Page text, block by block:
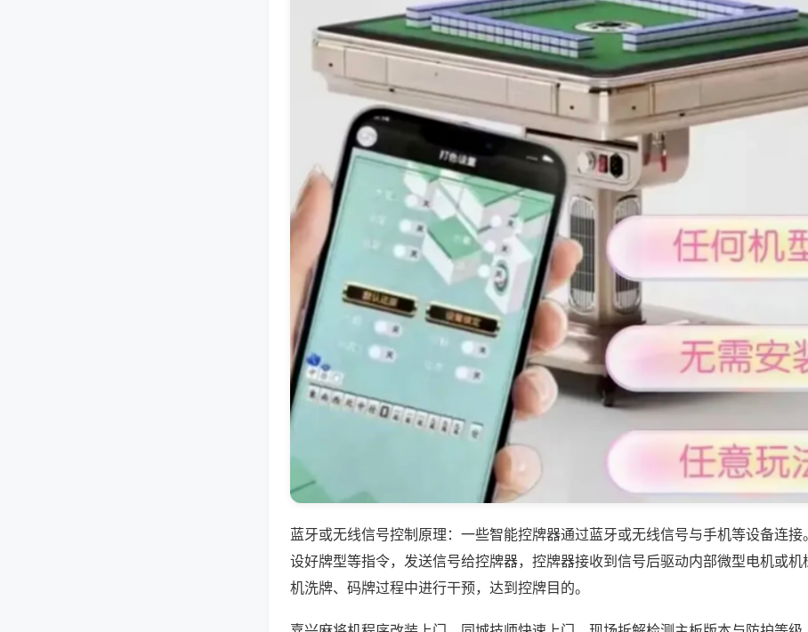
蓝牙或无线信号控制原理：一些智能控牌器通过蓝牙或无线信号与手机等设备连接
设好牌型等指令，发送信号给控牌器，控牌器接收到信号后驱动内部微型电机或机
机洗牌、码牌过程中进行干预，达到控牌目的。